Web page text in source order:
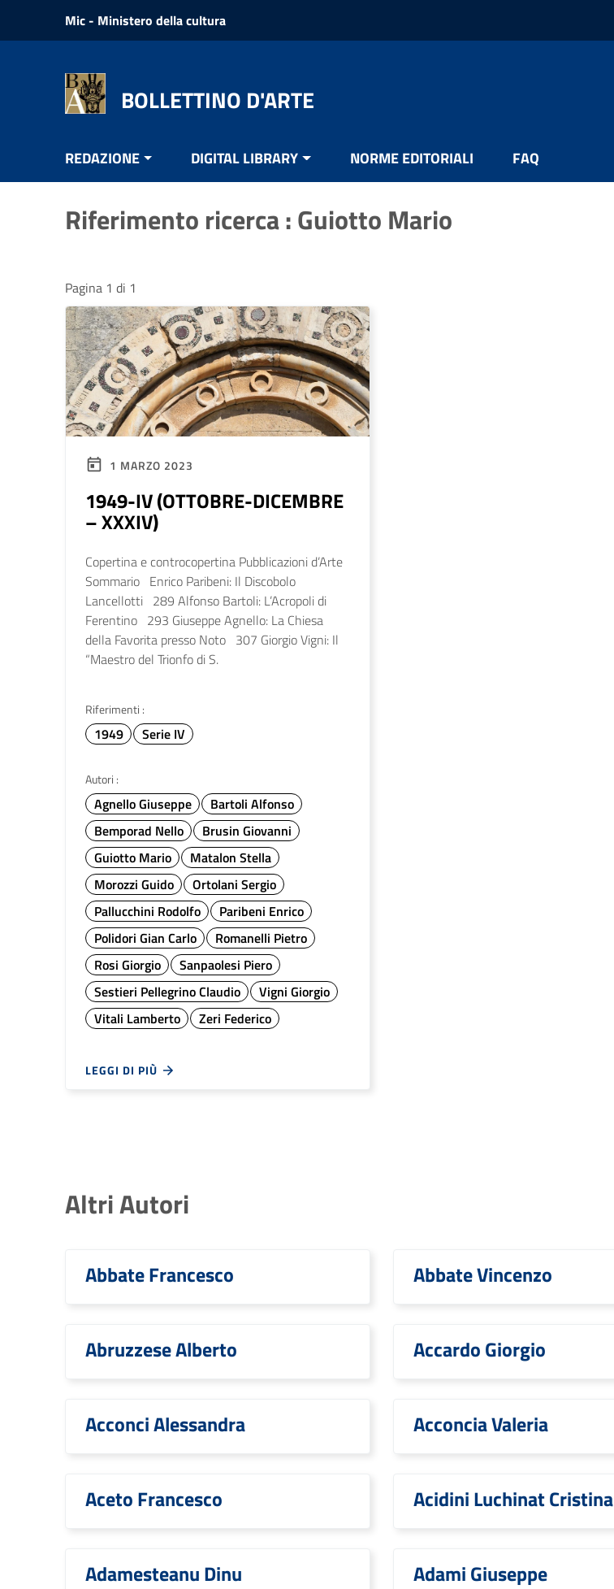
Vai ai contenuti
Vai al menu di navigazione
Mic - Ministero della cultura
BOLLETTINO D'ARTE
REDAZIONE DIGITAL LIBRARY NORME EDITORIALI FAQ
Riferimento ricerca : Guiotto Mario
Pagina 1 di 1
1 MARZO 2023
1949-IV (OTTOBRE-DICEMBRE
– XXXIV)
Copertina e controcopertina Pubblicazioni d’Arte
Sommario Enrico Paribeni: Il Discobolo
Lancellotti 289 Alfonso Bartoli: L’Acropoli di
Ferentino 293 Giuseppe Agnello: La Chiesa
della Favorita presso Noto 307 Giorgio Vigni: Il
“Maestro del Trionfo di S.
Riferimenti :
1949 Serie IV
Autori :
Agnello Giuseppe
Bartoli Alfonso
Bemporad Nello
Brusin Giovanni
Guiotto Mario
Matalon Stella
Morozzi Guido
Ortolani Sergio
Pallucchini Rodolfo
Paribeni Enrico
Polidori Gian Carlo
Romanelli Pietro
Rosi Giorgio
Sanpaolesi Piero
Sestieri Pellegrino Claudio
Vigni Giorgio
Vitali Lamberto
Zeri Federico
LEGGI DI PIÙ
Altri Autori
Abbate Francesco Abbate Vincenzo
Abruzzese Alberto Accardo Giorgio
Acconci Alessandra Acconcia Valeria
Aceto Francesco Acidini Luchinat Cristina
Adamesteanu Dinu Adami Giuseppe